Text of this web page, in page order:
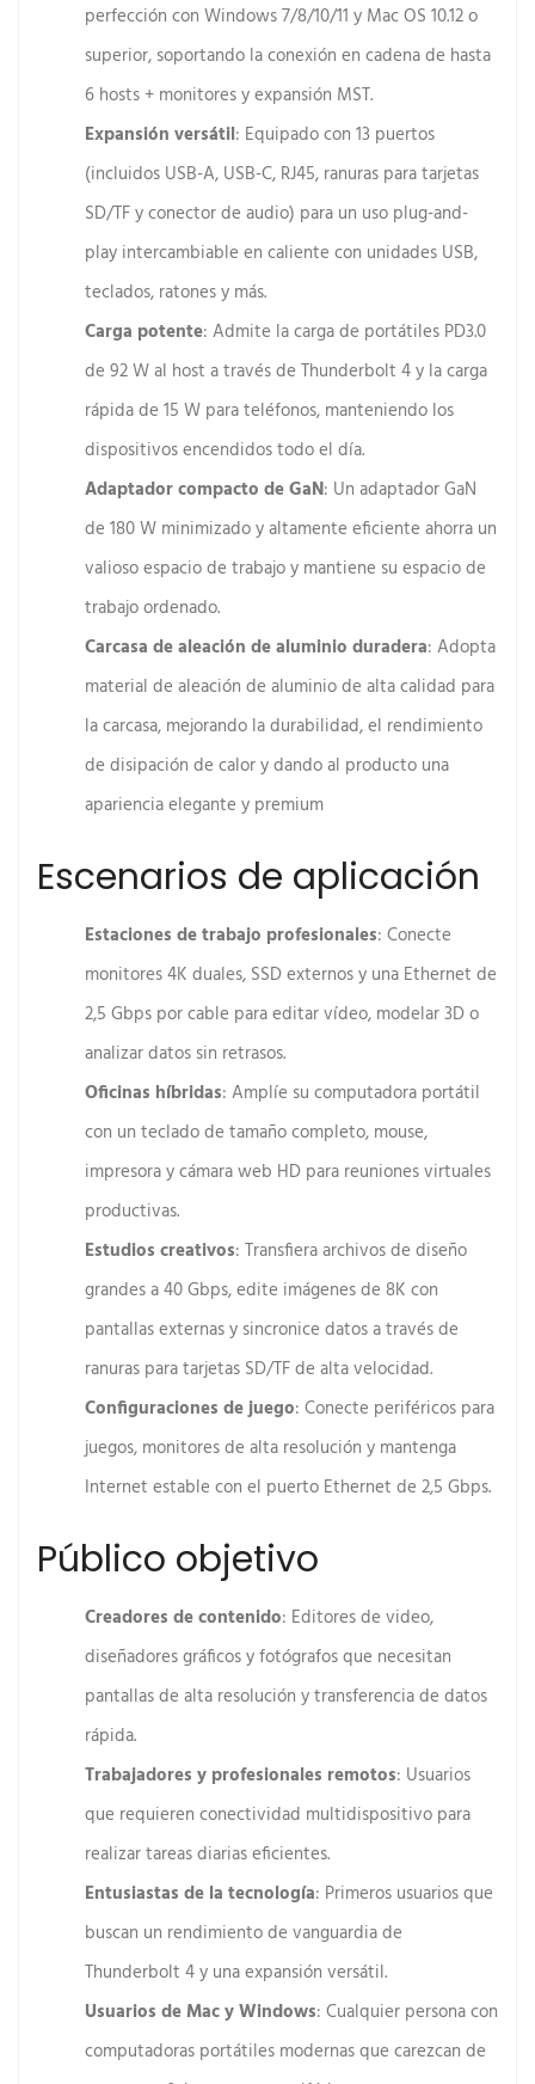
perfección con Windows 7/8/10/11 y Mac OS 10.12 o
superior, soportando la conexión en cadena de hasta
6 hosts + monitores y expansión MST.
Expansión versátil: Equipado con 13 puertos
(incluidos USB-A, USB-C, RJ45, ranuras para tarjetas
SD/TF y conector de audio) para un uso plug-and-
play intercambiable en caliente con unidades USB,
teclados, ratones y más.
Carga potente: Admite la carga de portátiles PD3.0
de 92 W al host a través de Thunderbolt 4 y la carga
rápida de 15 W para teléfonos, manteniendo los
dispositivos encendidos todo el día.
Adaptador compacto de GaN: Un adaptador GaN
de 180 W minimizado y altamente eficiente ahorra un
valioso espacio de trabajo y mantiene su espacio de
trabajo ordenado.
Carcasa de aleación de aluminio duradera: Adopta
material de aleación de aluminio de alta calidad para
la carcasa, mejorando la durabilidad, el rendimiento
de disipación de calor y dando al producto una
apariencia elegante y premium
Escenarios de aplicación
Estaciones de trabajo profesionales: Conecte
monitores 4K duales, SSD externos y una Ethernet de
2,5 Gbps por cable para editar vídeo, modelar 3D o
analizar datos sin retrasos.
Oficinas híbridas: Amplíe su computadora portátil
con un teclado de tamaño completo, mouse,
impresora y cámara web HD para reuniones virtuales
productivas.
Estudios creativos: Transfiera archivos de diseño
grandes a 40 Gbps, edite imágenes de 8K con
pantallas externas y sincronice datos a través de
ranuras para tarjetas SD/TF de alta velocidad.
Configuraciones de juego: Conecte periféricos para
juegos, monitores de alta resolución y mantenga
Internet estable con el puerto Ethernet de 2,5 Gbps.
Público objetivo
Creadores de contenido: Editores de video,
diseñadores gráficos y fotógrafos que necesitan
pantallas de alta resolución y transferencia de datos
rápida.
Trabajadores y profesionales remotos: Usuarios
que requieren conectividad multidispositivo para
realizar tareas diarias eficientes.
Entusiastas de la tecnología: Primeros usuarios que
buscan un rendimiento de vanguardia de
Thunderbolt 4 y una expansión versátil.
Usuarios de Mac y Windows: Cualquier persona con
computadoras portátiles modernas que carezcan de